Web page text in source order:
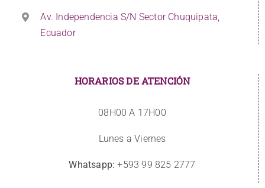
Av. Independencia S/N Sector Chuquipata,
Ecuador
HORARIOS DE ATENCIÓN
08H00 A 17H00
Lunes a Viernes
Whatsapp: +593 99 825 2777